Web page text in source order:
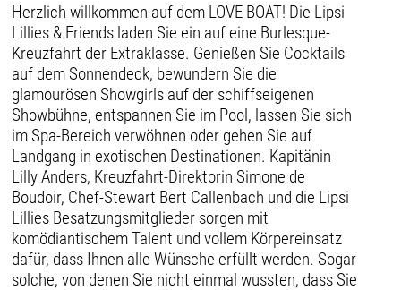
Herzlich willkommen auf dem LOVE BOAT! Die Lipsi
Lillies & Friends laden Sie ein auf eine Burlesque-
Kreuzfahrt der Extraklasse. Genießen Sie Cocktails
auf dem Sonnendeck, bewundern Sie die
glamourösen Showgirls auf der schiffseigenen
Showbühne, entspannen Sie im Pool, lassen Sie sich
im Spa-Bereich verwöhnen oder gehen Sie auf
Landgang in exotischen Destinationen. Kapitänin
Lilly Anders, Kreuzfahrt-Direktorin Simone de
Boudoir, Chef-Stewart Bert Callenbach und die Lipsi
Lillies Besatzungsmitglieder sorgen mit
komödiantischem Talent und vollem Körpereinsatz
dafür, dass Ihnen alle Wünsche erfüllt werden. Sogar
solche, von denen Sie nicht einmal wussten, dass Sie